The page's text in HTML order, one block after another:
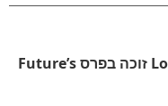
Logitech Reach זוכה בפרס Future’s